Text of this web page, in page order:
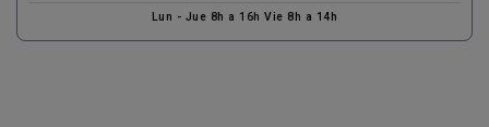
Lun - Jue 8h a 16h Vie 8h a 14h